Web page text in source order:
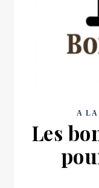
A LA
Les